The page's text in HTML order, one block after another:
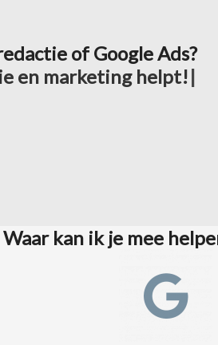
of Google Ads?
ie en marketing helpt!
Waar kan ik je mee